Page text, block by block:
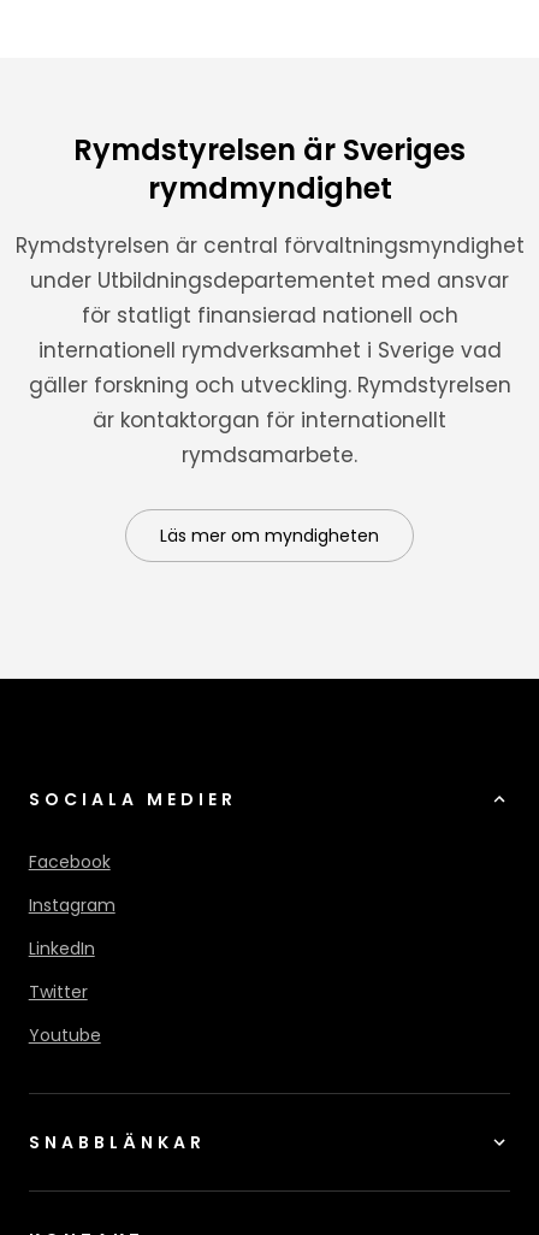
Rymdstyrelsen är Sveriges
rymdmyndighet
Rymdstyrelsen är central förvaltningsmyndighet
under Utbildningsdepartementet med ansvar
för statligt finansierad nationell och
internationell rymdverksamhet i Sverige vad
gäller forskning och utveckling. Rymdstyrelsen
är kontaktorgan för internationellt
rymdsamarbete.
Läs mer om myndigheten
SOCIALA MEDIER
Facebook
Instagram
LinkedIn
Twitter
Youtube
SNABBLÄNKAR